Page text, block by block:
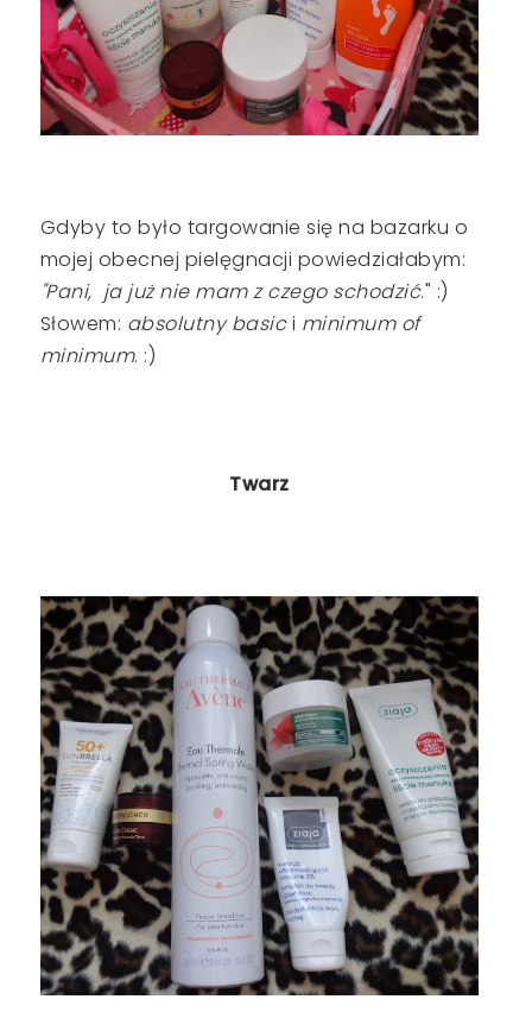
Gdyby to było targowanie się na bazarku o
mojej obecnej pielęgnacji powiedziałabym:
"Pani, ja już nie mam z czego schodzić." :)
Słowem: absolutny basici minimum of
minimum. :)
Twarz